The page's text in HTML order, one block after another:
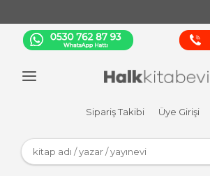
Sipariş Takibi Üye Girişi